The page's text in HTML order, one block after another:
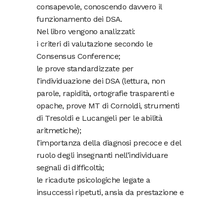
consapevole, conoscendo davvero il
funzionamento dei DSA.
Nel libro vengono analizzati:
i criteri di valutazione secondo le
Consensus Conference;
le prove standardizzate per
l’individuazione dei DSA (lettura, non
parole, rapidità, ortografie trasparenti e
opache, prove MT di Cornoldi, strumenti
di Tresoldi e Lucangeli per le abilità
aritmetiche);
l’importanza della diagnosi precoce e del
ruolo degli insegnanti nell’individuare
segnali di difficoltà;
le ricadute psicologiche legate a
insuccessi ripetuti, ansia da prestazione e